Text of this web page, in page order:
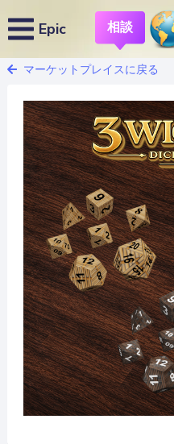
Epic 相談
マーケットプレイスに戻る